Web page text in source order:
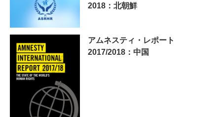
2018：北朝鮮
アムネスティ・レポート
2017/2018：中国